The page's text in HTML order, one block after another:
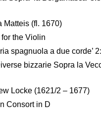
Matteis (fl. 1670)
the Violin
spagnuola a due corde’
bizzarie Sopra la
Locke (1621/2 – 1677)
Consort in D